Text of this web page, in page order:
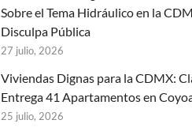
Sobre el Tema Hidráulico en la
Disculpa Pública
27 julio, 2026
Viviendas Dignas para la CDMX:
Entrega 41 Apartamentos en
25 julio, 2026